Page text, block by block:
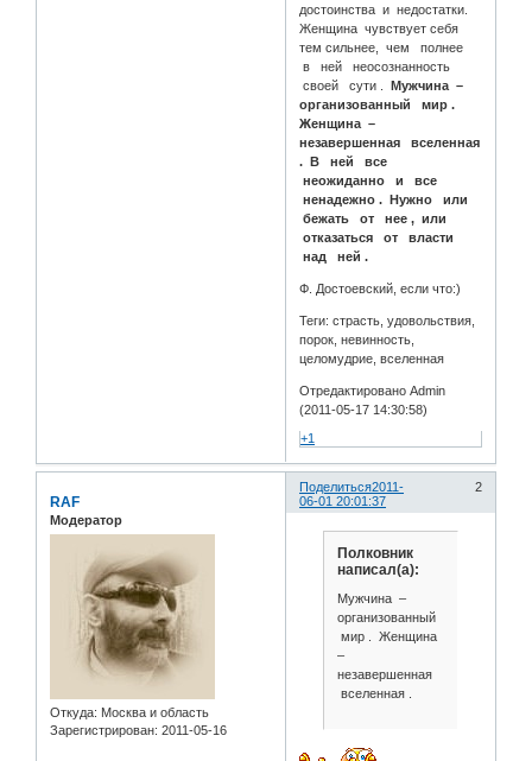
достоинства и недостатки.
Женщина чувствует себя
тем сильнее, чем полнее
в ней неосознанность
своей сути .Мужчина –
организованный мир .
Женщина –
незавершенная вселенная
. В ней все
неожиданно и все
ненадежно . Нужно или
бежать от нее , или
отказаться от власти
над ней .
Ф. Достоевский, если что:)
Теги: страсть, удовольствия,
порок, невинность,
целомудрие, вселенная
Отредактировано Admin
(2011-05-17 14:30:58)
+1
Поделиться 2
2011-
06-01 20:01:37
RAF
Модератор
Откуда: Москва и область
Зарегистрирован: 2011-05-16
Полковник
написал(а):
Мужчина –
организованный
мир . Женщина
–
незавершенная
вселенная .